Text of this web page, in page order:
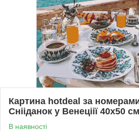
Картина hotdeal за
Снііданок у Венеціії 40х50
В наявності